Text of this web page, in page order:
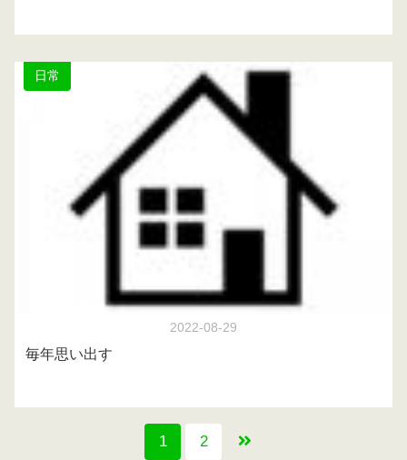
日常
2022-08-29
毎年思い出す
1 2